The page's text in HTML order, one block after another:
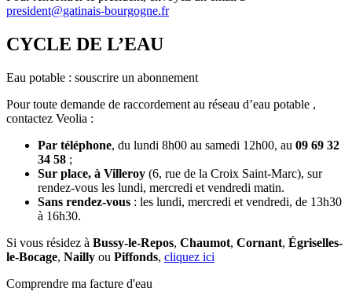
president@gatinais-bourgogne.fr
CYCLE DE L’EAU
Eau potable : souscrire un abonnement
Pour toute demande de raccordement au réseau d’eau potable ,
contactez Veolia :
Par téléphone, du lundi 8h00 au samedi 12h00, au 09 69 32
34 58 ;
Sur place, à Villeroy (6, rue de la Croix Saint-Marc), sur
rendez-vous les lundi, mercredi et vendredi matin.
Sans rendez-vous : les lundi, mercredi et vendredi, de 13h30
à 16h30.
Si vous résidez à Bussy-le-Repos, Chaumot, Cornant, Égriselles-
le-Bocage, Nailly ou Piffonds, cliquez ici
Comprendre ma facture d'eau